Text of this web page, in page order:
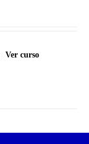
Ver curso